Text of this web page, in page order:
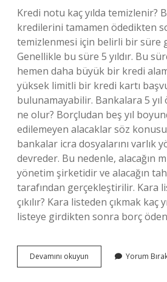
Kredi notu kaç yılda temizlenir?
kredilerini tamamen ödedikten
temizlenmesi için belirli bir süre
Genellikle bu süre 5 yıldır. Bu
hemen daha büyük bir kredi
yüksek limitli bir kredi kartı
bulunamayabilir. Bankalara 5
ne olur? Borçludan beş yıl
edilemeyen alacaklar söz
bankalar icra dosyalarını varlık
devreder. Bu nedenle, alacağın
yönetim şirketidir ve alacağın
tarafından gerçekleştirilir. Kara
çıkılır? Kara listeden çıkmak kaç
listeye girdikten sonra borç
Devamını okuyun
Kaydı
Yorum